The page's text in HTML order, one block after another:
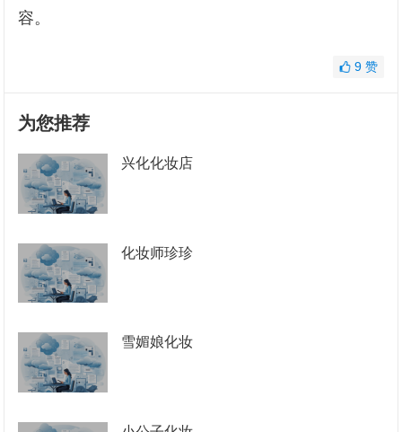
容。
9 赞
为您推荐
兴化化妆店
化妆师珍珍
雪媚娘化妆